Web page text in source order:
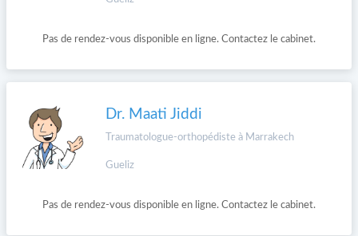
Pas de rendez-vous disponible en ligne. Contactez le cabinet.
Dr. Maati Jiddi
Traumatologue-orthopédiste à Marrakech
Gueliz
Pas de rendez-vous disponible en ligne. Contactez le cabinet.